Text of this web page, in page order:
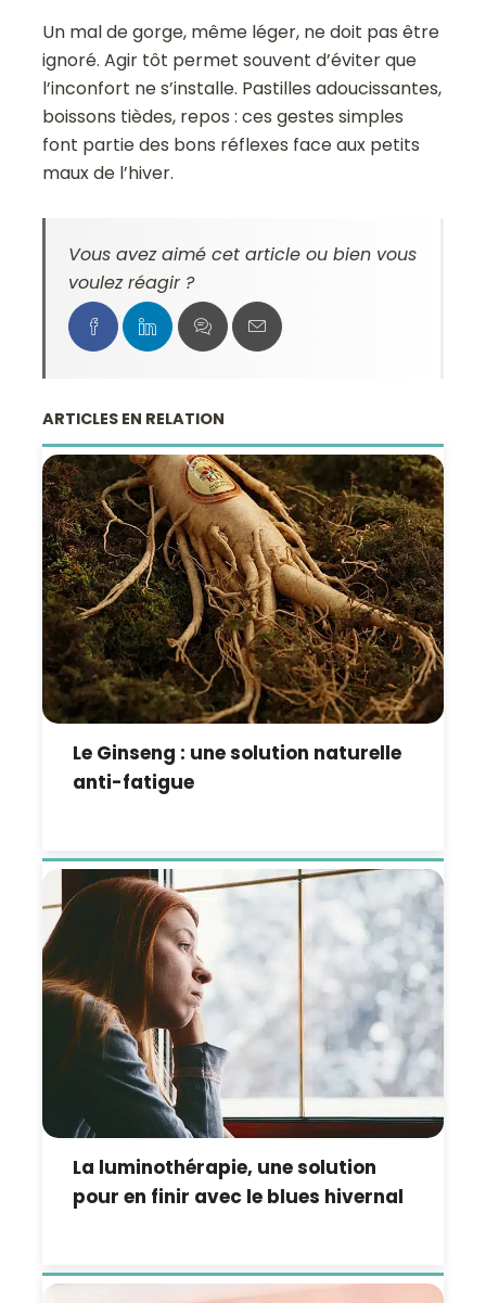
Un mal de gorge, même léger, ne doit pas être
ignoré. Agir tôt permet souvent d’éviter que
l’inconfort ne s’installe. Pastilles adoucissantes,
boissons tièdes, repos : ces gestes simples
font partie des bons réflexes face aux petits
maux de l’hiver.
Vous avez aimé cet article ou bien vous
voulez réagir ?
ARTICLES EN RELATION
Le Ginseng : une solution naturelle
anti-fatigue
La luminothérapie, une solution
pour en finir avec le blues hivernal